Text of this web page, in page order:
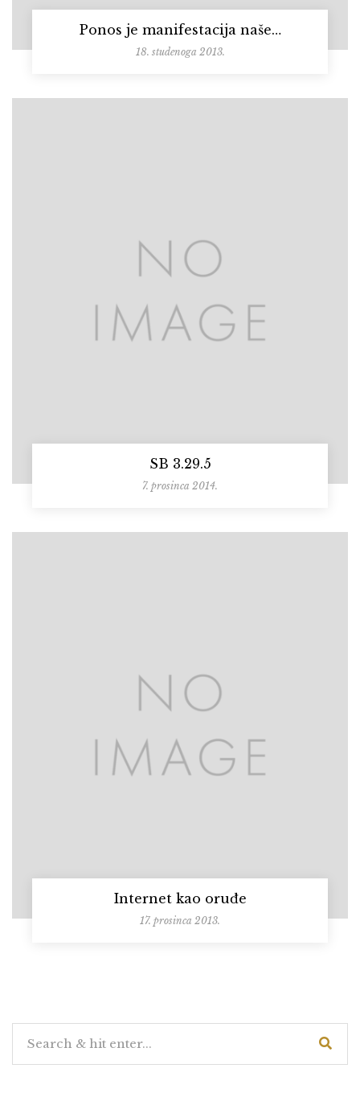
Ponos je manifestacija naše…
18. studenoga 2013.
SB 3.29.5
7. prosinca 2014.
Internet kao oruđe
17. prosinca 2013.